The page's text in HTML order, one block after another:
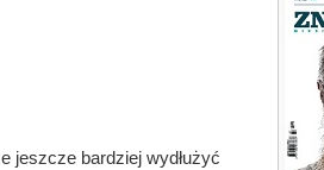
jeszcze bardziej wydłużyć